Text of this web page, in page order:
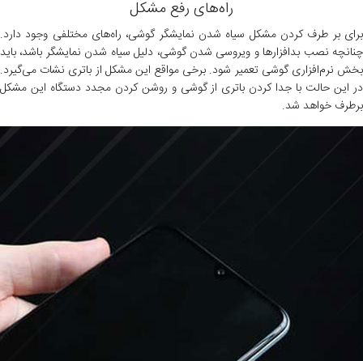
راه‌های رفع مشکل
برای بر طرف کردن مشکل سیاه شدن نمایشگر گوشی، راه‌های مختلفی وجود دارد.
چنانچه نصب بدافزارها و ویروسی شدن گوشی، دلیل سیاه شدن نمایشگر باشد، باید
بخش نرم‌افزاری گوشی تعمیر شود. برخی مواقع این مشکل از باتری نشات می‌گیرد.
در این حالت با جدا کردن باتری از گوشی و روشن کردن مجدد دستگاه این مشکل
برطرف خواهد شد.